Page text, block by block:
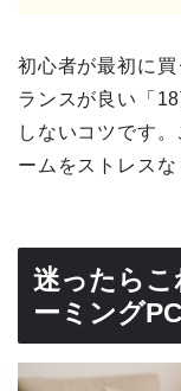
初心者が最初に
ランスが良い「
しないコツです
ームをストレスな
迷ったら
ーミング